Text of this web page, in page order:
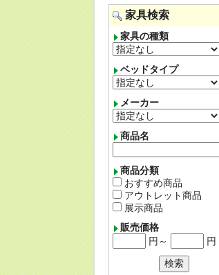
家具検索
家具の種類
ベッドタイプ
メーカー
商品名
商品分類
おすすめ商品
アウトレット商品
展示商品
販売価格
円～
円